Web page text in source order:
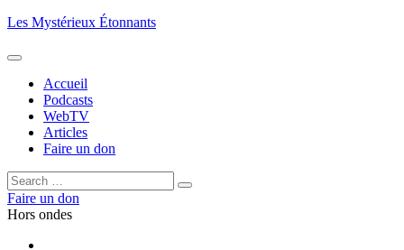
Aller
contenu
Les Mystérieux Étonnants
Accueil
Podcasts
WebTV
Articles
Faire un don
Rechercher :
Rechercher
Faire un don
Hors ondes